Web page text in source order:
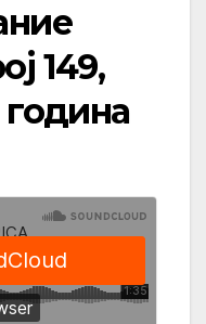
149,
година